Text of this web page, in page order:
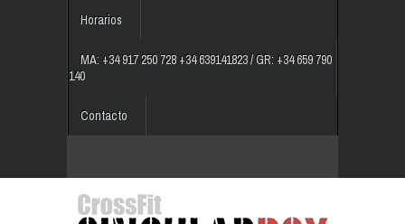
Horarios
MA: +34 917 250 728 +34 639141823 / GR: +34 659 790
140
Contacto